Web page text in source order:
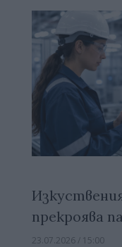
прекроява
23.07.2026 / 15:00